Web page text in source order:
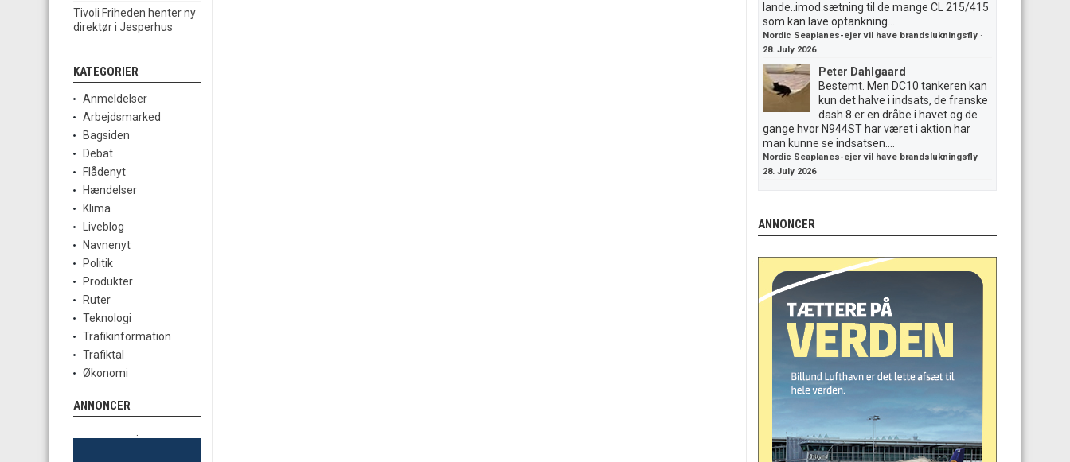
Tivoli Friheden henter ny
direktør i Jesperhus
KATEGORIER
Anmeldelser
Arbejdsmarked
Bagsiden
Debat
Flådenyt
Hændelser
Klima
Liveblog
Navnenyt
Politik
Produkter
Ruter
Teknologi
Trafikinformation
Trafiktal
Økonomi
ANNONCER
lande..imod sætning til de mange CL 215/415
som kan lave optankning...
Nordic Seaplanes-ejer vil have brandslukningsfly ·
28. July 2026
Peter Dahlgaard
Bestemt. Men DC10 tankeren kan
kun det halve i indsats, de franske
dash 8 er en dråbe i havet og de
gange hvor N944ST har været i aktion har
man kunne se indsatsen....
Nordic Seaplanes-ejer vil have brandslukningsfly ·
28. July 2026
ANNONCER